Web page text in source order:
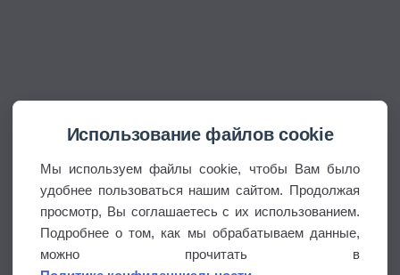
Использование файлов cookie
Мы используем файлы cookie, чтобы Вам было
удобнее пользоваться нашим сайтом. Продолжая
просмотр, Вы соглашаетесь с их использованием.
Подробнее о том, как мы обрабатываем данные,
можно прочитать в